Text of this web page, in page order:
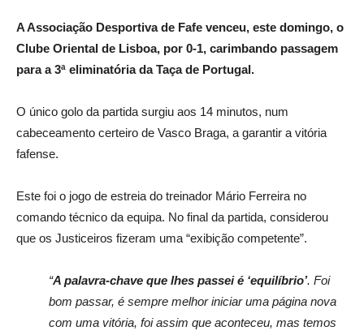
A Associação Desportiva de Fafe venceu, este domingo, o
Clube Oriental de Lisboa, por 0-1, carimbando passagem
para a 3ª eliminatória da Taça de Portugal.
O único golo da partida surgiu aos 14 minutos, num
cabeceamento certeiro de Vasco Braga, a garantir a vitória
fafense.
Este foi o jogo de estreia do treinador Mário Ferreira no
comando técnico da equipa. No final da partida, considerou
que os Justiceiros fizeram uma “exibição competente”.
“A palavra-chave que lhes passei é ‘equilíbrio’. Foi
bom passar, é sempre melhor iniciar uma página nova
com uma vitória, foi assim que aconteceu, mas temos